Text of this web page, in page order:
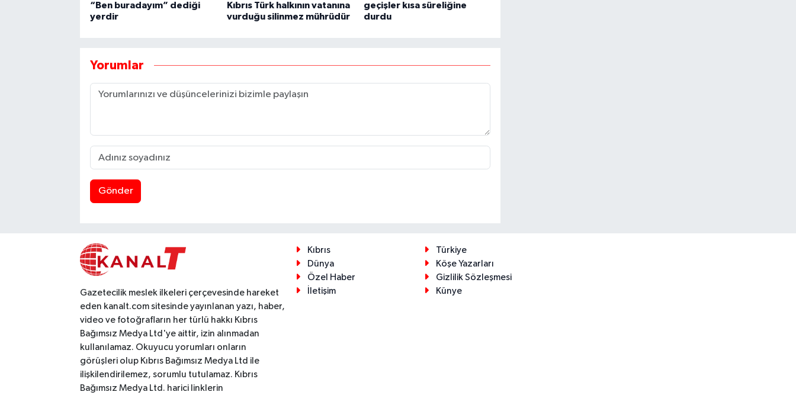
“Ben buradayım” dediği
yerdir
Kıbrıs Türk halkının vatanına
vurduğu silinmez mührüdür
geçişler kısa süreliğine
durdu
Yorumlar
Gönder
Gazetecilik meslek ilkeleri çerçevesinde hareket
eden kanalt.com sitesinde yayınlanan yazı, haber,
video ve fotoğrafların her türlü hakkı Kıbrıs
Bağımsız Medya Ltd'ye aittir, izin alınmadan
kullanılamaz. Okuyucu yorumları onların
görüşleri olup Kıbrıs Bağımsız Medya Ltd ile
ilişkilendirilemez, sorumlu tutulamaz. Kıbrıs
Bağımsız Medya Ltd. harici linklerin
Kıbrıs
Türkiye
Dünya
Köşe Yazarları
Özel Haber
Gizlilik Sözleşmesi
İletişim
Künye